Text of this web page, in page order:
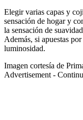
Elegir varias capas y
sensación de hogar y
la sensación de
Además, si apuestas
luminosidad.
Imagen cortesía de
Advertisement -